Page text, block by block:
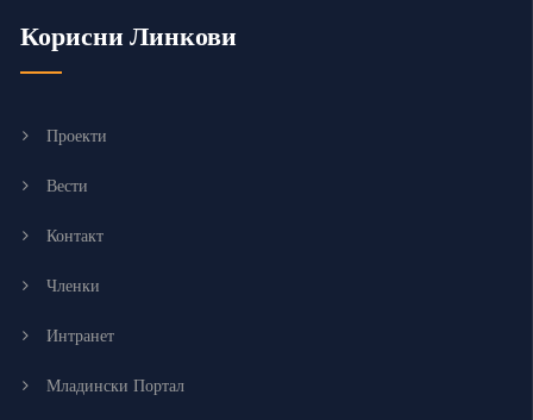
Корисни Линкови
Проекти
Вести
Контакт
Членки
Интранет
Младински Портал